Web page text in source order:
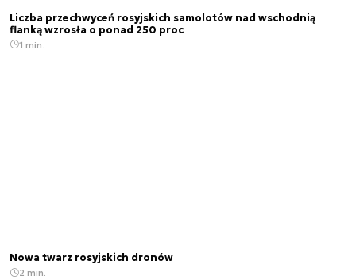
Liczba przechwyceń rosyjskich samolotów nad wschodnią
flanką wzrosła o ponad 250 proc
1 min.
Nowa twarz rosyjskich dronów
2 min.